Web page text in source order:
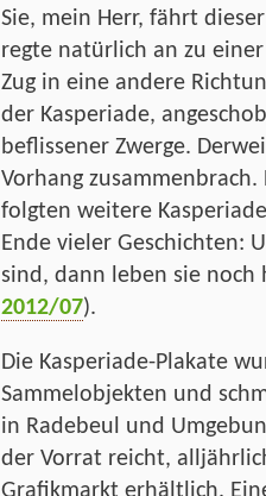
Sie, mein Herr, fährt
regte natürlich an zu
Zug in eine andere
der Kasperiade,
beflissener Zwerge.
Vorhang
folgten weitere
Ende vieler Geschichten:
sind, dann leben sie
2012/07).
Die Kasperiade-Plakate
Sammelobjekten und
in Radebeul und
der Vorrat reicht,
Grafikmarkt erhältlich.